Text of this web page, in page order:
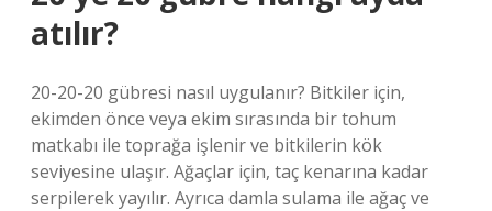
atılır?
20-20-20 gübresi nasıl uygulanır? Bitkiler için,
ekimden önce veya ekim sırasında bir tohum
matkabı ile toprağa işlenir ve bitkilerin kök
seviyesine ulaşır. Ağaçlar için, taç kenarına kadar
serpilerek yayılır. Ayrıca damla sulama ile ağaç ve